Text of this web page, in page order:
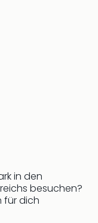
in den
besuchen?
für dich